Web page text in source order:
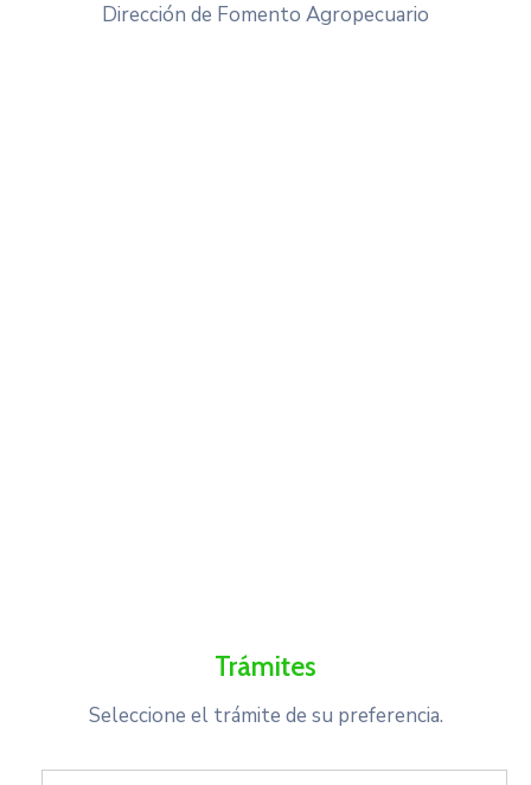
Dirección de Fomento Agropecuario
Trámites
Seleccione el trámite de su preferencia.